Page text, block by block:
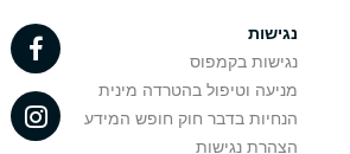
נגישות
נגישות בקמפוס
מניעה וטיפול בהטרדה מינית
הנחיות בדבר חוק חופש המידע
הצהרת נגישות